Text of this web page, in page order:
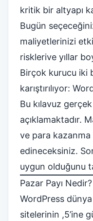
kritik bir altyapı
Bugün
maliyetlerinizi
risklerive yıllar
Birçok kurucu iki
karıştırılıyor:
Bu kılavuz gerçek
açıklamaktadır.
ve para kazanma
edineceksiniz.
uygun olduğunu
Pazar Payı Nedir?
WordPress
sitelerinin ,5’ine